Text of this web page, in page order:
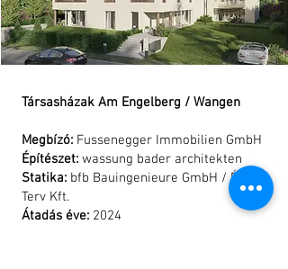
Ukrainians
which
bravely
defend not
freedom, but
the freedom
of all
Europeans.
Társasházak Am Engelberg / Wangen
Megbízó: Fussenegger Immobilien GmbH
Építészet: wassung bader architekten
Statika: bfb Bauingenieure GmbH / ÉKI
Terv Kft.
Átadás éve: 2024